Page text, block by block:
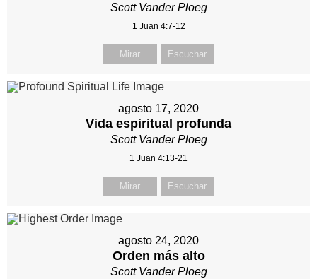
Scott Vander Ploeg
1 Juan 4:7-12
Mirar Escuchar
agosto 17, 2020
Vida espiritual profunda
Scott Vander Ploeg
1 Juan 4:13-21
Mirar Escuchar
agosto 24, 2020
Orden más alto
Scott Vander Ploeg